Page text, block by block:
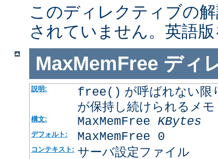
このディレクティブの
されていません。英語
MaxMemFree ディ
説明: free() が呼ばれない限
が保持し続けられるメ
構文: MaxMemFree KBytes
デフォルト: MaxMemFree 0
コンテキスト: サーバ設定ファイル